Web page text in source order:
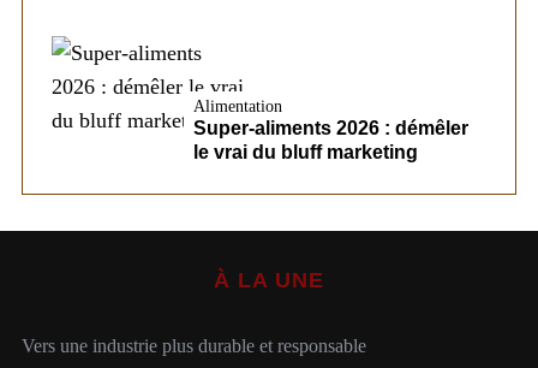
Alimentation
Super-aliments 2026 : démêler
le vrai du bluff marketing
À LA UNE
Vers une industrie plus durable et responsable